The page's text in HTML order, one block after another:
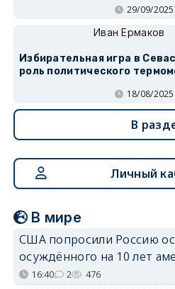
29/09/
Иван Ермаков
Избирательная игра в
роль политического
18/08/
В
Личный
В мире
США попросили Россию
осуждённого на 10 лет
16:40 2 476